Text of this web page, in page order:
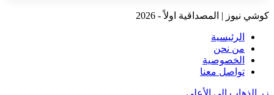
كوشي نيوز | المصداقية اولاً - 2026
الرئيسية
من نحن
الخصوصية
تواصل معنا
زر الذهاب إلى الأعلى